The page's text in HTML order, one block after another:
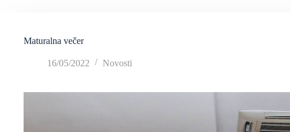
Maturalna večer
16/05/2022 Novosti